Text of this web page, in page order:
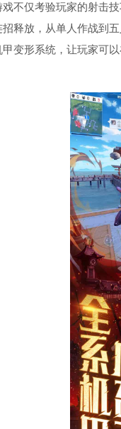
戏不仅考验玩家的射击
招释放，从单人作战到
甲变形系统，让玩家可